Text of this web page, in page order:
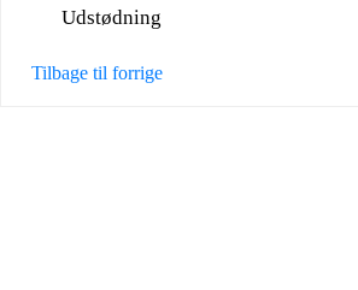
Udstødning
Tilbage til forrige